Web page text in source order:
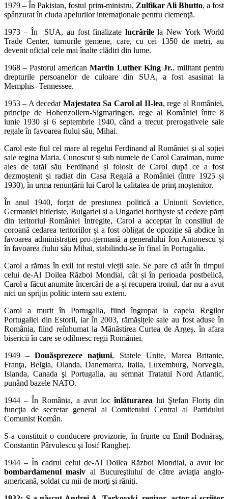
1979 – În Pakistan, fostul prim-ministru, Zulfikar Ali Bhutto, a fost
spânzurat în ciuda apelurilor internaţionale pentru clemenţă.
1973 – În SUA, au fost finalizate lucrărilela New York World
Trade Center, turnurile gemene, care, cu cei 1350 de metri, au
devenit oficial cele mai înalte clădiri din lume.
1968 – Pastorul americanMartin Luther King Jr., militant pentru
drepturile persoanelor de culoare din SUA, a fost asasinat la
Memphis- Tennessee.
1953 – A decedat Majestatea Sa Carol al II-lea, rege al României,
principe de Hohenzollern-Sigmaringen, rege al României între 8
iunie 1930 și 6 septembrie 1940, când a trecut prerogativele sale
regale în favoarea fiului său, Mihai.
Carol este fiul cel mare al regelui Ferdinand al României și al soției
sale regina Maria. Cunoscut și sub numele de Carol Caraiman, nume
ales de tatăl său Ferdinand și folosit de Carol după ce a fost
dezmoștenit și radiat din Casa Regală a României (între 1925 și
1930), în urma renunțării lui Carol la calitatea de prinț moștenitor.
În anul 1940, forțat de presiunea politică a Uniunii Sovietice,
Germaniei hitleriste, Bulgariei și a Ungariei horthyste să cedeze părți
din teritoriul României Întregite, Carol a acceptat în consiliul de
coroană cedarea teritoriilor și a fost obligat de opoziție să abdice în
favoarea administrației pro-germană a generalului Ion Antonescu și
în favoarea fiului său Mihai, stabilindu-se în final în Portugalia.
Carol a rămas în exil tot restul vieții sale. Se pare că atât în timpul
celui de-Al Doilea Război Mondial, cât și în perioada postbelică,
Carol a făcut anumite încercări de a-și recupera tronul, dar nu a avut
nici un sprijin politic intern sau extern.
Carol a murit în Portugalia, fiind îngropat la capela Regilor
Portugaliei din Estoril, iar în 2003, rămășițele sale au fost aduse în
România, fiind reînhumat la Mănăstirea Curtea de Argeș, în afara
bisericii în care se odihnesc regii României.
1949 –Douăsprezece naţiuni, Statele Unite, Marea Britanie,
Franţa, Belgia, Olanda, Danemarca, Italia, Luxemburg, Norvegia,
Islanda, Canada şi Portugalia, au semnat Tratatul Nord Atlantic,
punând bazele NATO.
1944 – În România, a avut locînlăturarea lui Ştefan Floriş din
funcţia de secretar general al Comitetului Central al Partidului
Comunist Român.
S-a constituit o conducere provizorie, în frunte cu Emil Bodnăraş,
Constantin Pârvulescu şi Iosif Rangheţ.
1944 – În cadrul celui de-Al Doilea Război Mondial, a avut loc
bombardamenul masiv al Bucureştiului de către aviaţia anglo-
americană, soldat cu mii de morţi şi răniţi.